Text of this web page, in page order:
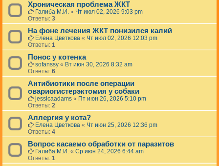
Хроническая проблема ЖКТ
Галиба М.И. « Чт июл 02, 2026 9:03 pm
Ответы: 3
На фоне лечения ЖКТ понизился калий
Елена Цветкова « Чт июл 02, 2026 12:03 pm
Ответы: 1
Понос у котенка
sofanssy « Вт июн 30, 2026 8:32 am
Ответы: 6
Антибиотики после операции
овариогистерэктомия у собаки
jessicaadams « Пт июн 26, 2026 5:10 pm
Ответы: 2
Аллергия у кота?
Елена Цветкова « Чт июн 25, 2026 12:36 pm
Ответы: 4
Вопрос касаемо обработки от паразитов
Галиба М.И. « Ср июн 24, 2026 6:44 am
Ответы: 1